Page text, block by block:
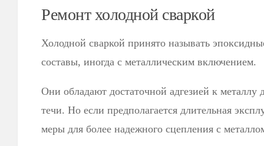
Ремонт холодной сваркой
Холодной сваркой принято называть
составы, иногда с металлическим включением.
Они обладают достаточной адгезией к металлу
течи. Но если предполагается длительная
меры для более надежного сцепления с